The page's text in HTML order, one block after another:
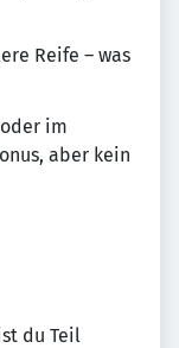
Reife – was
im
aber kein
du Teil